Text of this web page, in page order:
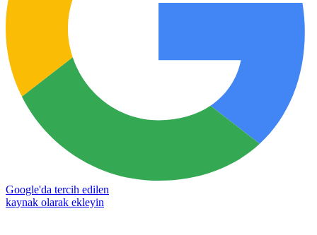
Google'da tercih edilen
kaynak olarak ekleyin